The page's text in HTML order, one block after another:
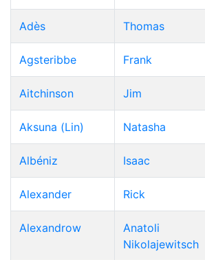
Adès Thomas
Agsteribbe Frank
Aitchinson Jim
Aksuna (Lin) Natasha
Albéniz Isaac
Alexander Rick
Alexandrow
Anatoli
Nikolajewitsch